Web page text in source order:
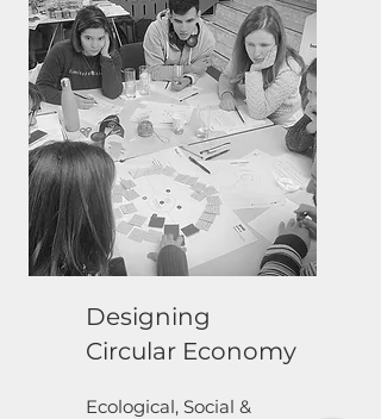
Designing
Circular Economy
Ecological, Social &